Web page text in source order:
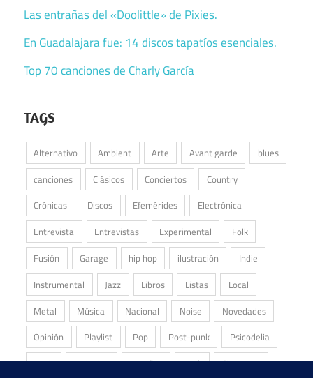
Las entrañas del «Doolittle» de Pixies.
En Guadalajara fue: 14 discos tapatíos esenciales.
Top 70 canciones de Charly García
TAGS
Alternativo Ambient Arte Avant garde
blues
canciones
Clásicos Conciertos
Country
Crónicas
Discos Efemérides
Electrónica
Entrevista
Entrevistas Experimental
Folk
Fusión
Garage hip hop ilustración
Indie
Instrumental
Jazz Libros Listas
Local
Metal
Música Nacional Noise
Novedades
Opinión
Playlist Pop Post-punk
Psicodelia
Punk
Reliquias Reseñas Rock Shoegaze